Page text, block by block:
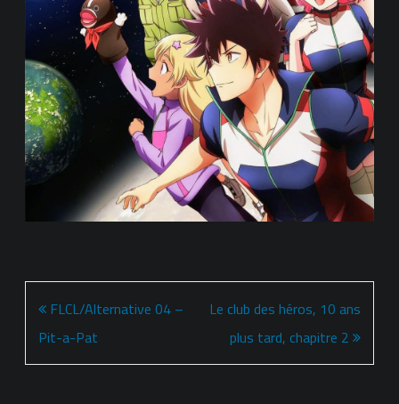
Navigation
de
l’article
FLCL/Alternative 04 –
Pit-a-Pat
Le club des héros, 10 ans
plus tard, chapitre 2